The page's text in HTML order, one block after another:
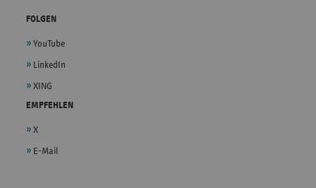
FOLGEN
YouTube
LinkedIn
XING
EMPFEHLEN
X
E-Mail